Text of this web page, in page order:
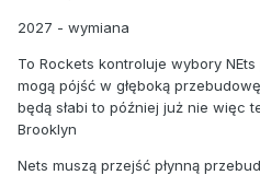
2027 - wymiana
To Rockets kontroluje wybory
mogą pójść w głęboką
będą słabi to później już nie więc
Brooklyn
Nets muszą przejść płynną